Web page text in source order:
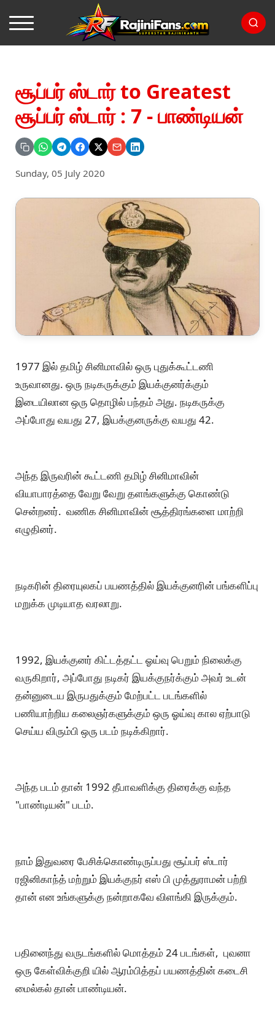
சூப்பர் ஸ்டார் to Greatest
சூப்பர் ஸ்டார் : 7 - பாண்டியன்
Sunday, 05 July 2020
1977 இல் தமிழ் சினிமாவில் ஒரு புதுக்கூட்டணி
உருவானது. ஒரு நடிகருக்கும் இயக்குனர்க்கும்
இடையிலான ஒரு தொழில் பந்தம் அது. நடிகருக்கு
அப்போது வயது 27, இயக்குனருக்கு வயது 42.
அந்த இருவரின் கூட்டணி தமிழ் சினிமாவின்
வியாபாரத்தை வேறு வேறு தளங்களுக்கு கொண்டு
சென்றனர். வணிக சினிமாவின் சூத்திரங்களை மாற்றி
எழுதினர்.
நடிகரின் திரையுலகப் பயணத்தில் இயக்குனரின் பங்களிப்பு
மறுக்க முடியாத வரலாறு.
1992, இயக்குனர் கிட்டத்தட்ட ஓய்வு பெறும் நிலைக்கு
வருகிறார், அப்போது நடிகர் இயக்குநர்க்கும் அவர் உடன்
தன்னுடைய இருபதுக்கும் மேற்பட்ட படங்களில்
பணியாற்றிய கலைஞர்களுக்கும் ஒரு ஓய்வு கால ஏற்பாடு
செய்ய விரும்பி ஒரு படம் நடிக்கிறார்.
அந்த படம் தான் 1992 தீபாவளிக்கு திரைக்கு வந்த
"பாண்டியன்" படம்.
நாம் இதுவரை பேசிக்கொண்டிருப்பது சூப்பர் ஸ்டார்
ரஜினிகாந்த் மற்றும் இயக்குநர் எஸ் பி முத்துராமன் பற்றி
தான் என உங்களுக்கு நன்றாகவே விளங்கி இருக்கும்.
பதினைந்து வருடங்களில் மொத்தம் 24 படங்கள், புவனா
ஒரு கேள்விக்குறி யில் ஆரம்பித்தப் பயணத்தின் கடைசி
மைல்கல் தான் பாண்டியன்.